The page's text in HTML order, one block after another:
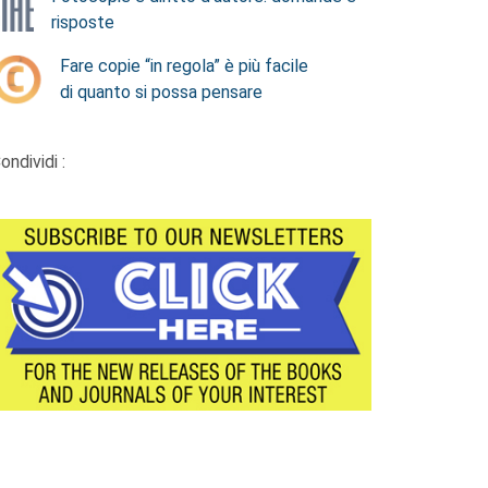
risposte
Fare copie “in regola” è più facile
di quanto si possa pensare
: